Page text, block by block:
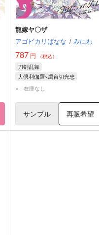
龍嫁ヤ〇ザ
アゴビカリばなな / みにわ
787 円 （税込）
刀剣乱舞
大倶利伽羅×燭台切光忠
大倶利伽羅
×：在庫なし
サンプル 再販希望